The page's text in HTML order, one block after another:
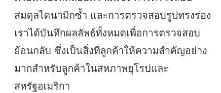
สมดุลไดนามิกซ้ำ และการตรวจสอบรูปทรงร่อง
เราได้บันทึกผลลัพธ์ทั้งหมดเพื่อการตรวจสอบ
ย้อนกลับ ซึ่งเป็นสิ่งที่ลูกค้าให้ความสำคัญอย่าง
มากสำหรับลูกค้าในสหภาพยุโรปและ
สหรัฐอเมริกา